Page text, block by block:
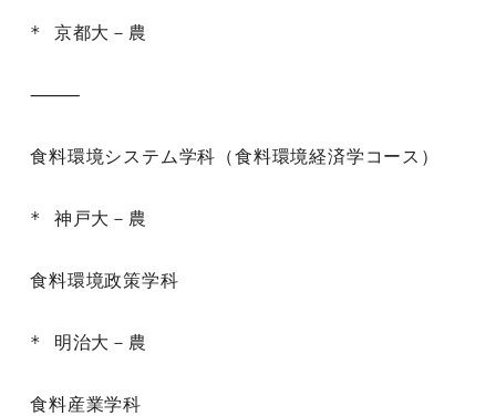
* 京都大－農
⸻
食料環境システム学科（食料環境経済学コース）
* 神戸大－農
食料環境政策学科
* 明治大－農
食料産業学科